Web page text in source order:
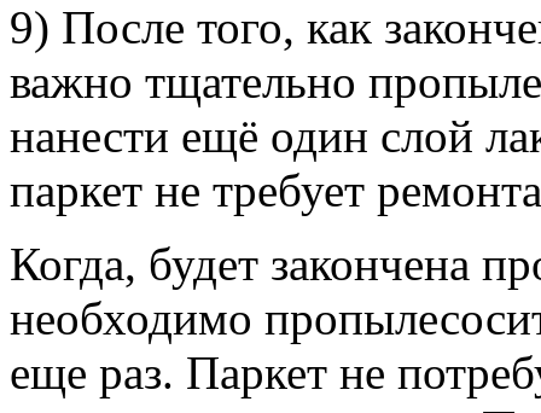
9) После того, как
важно тщательно
нанести ещё один слой
паркет не требует
Когда, будет закончена
необходимо
еще раз. Паркет не